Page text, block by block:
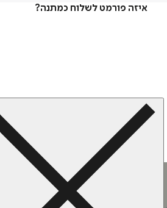
איזה פורמט לשלוח כמתנה?